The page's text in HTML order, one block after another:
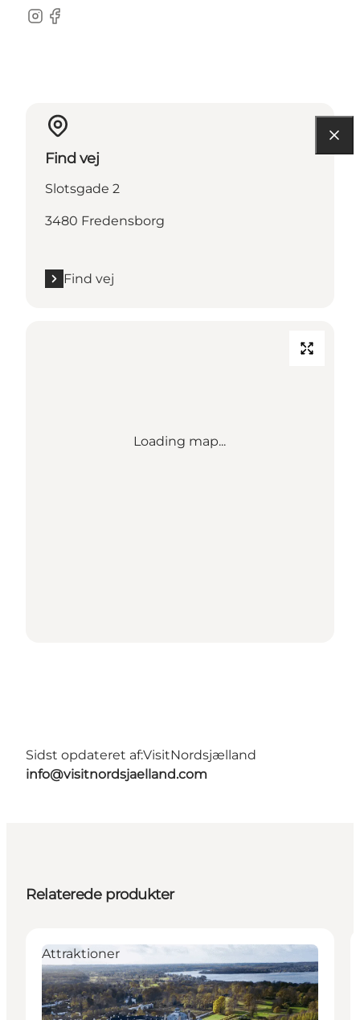
Instagram
Facebook
Find vej
Slotsgade 2
3480 Fredensborg
Find vej
Loading map...
Sidst opdateret af:VisitNordsjælland
info@visitnordsjaelland.com
Relaterede produkter
Attraktioner